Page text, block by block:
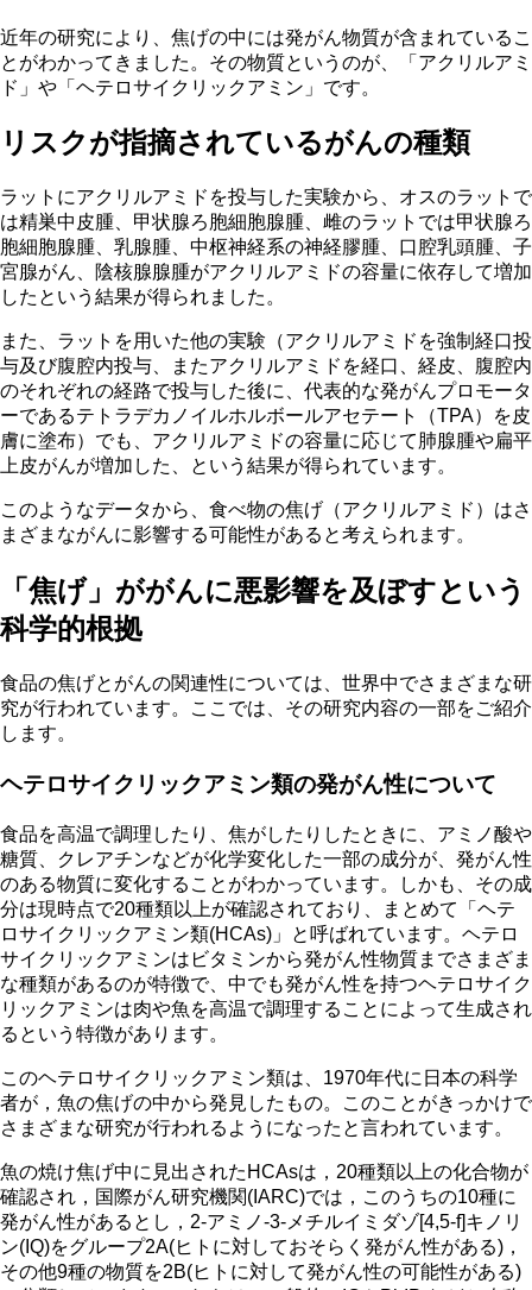
近年の研究により、焦げの中には発がん物質が含まれているこ
とがわかってきました。その物質というのが、「アクリルアミ
ド」や「ヘテロサイクリックアミン」です。
リスクが指摘されているがんの種類
ラットにアクリルアミドを投与した実験から、オスのラットで
は精巣中皮腫、甲状腺ろ胞細胞腺腫、雌のラットでは甲状腺ろ
胞細胞腺腫、乳腺腫、中枢神経系の神経膠腫、口腔乳頭腫、子
宮腺がん、陰核腺腺腫がアクリルアミドの容量に依存して増加
したという結果が得られました。
また、ラットを用いた他の実験（アクリルアミドを強制経口投
与及び腹腔内投与、またアクリルアミドを経口、経皮、腹腔内
のそれぞれの経路で投与した後に、代表的な発がんプロモータ
ーであるテトラデカノイルホルボールアセテート（TPA）を皮
膚に塗布）でも、アクリルアミドの容量に応じて肺腺腫や扁平
上皮がんが増加した、という結果が得られています。
このようなデータから、食べ物の焦げ（アクリルアミド）はさ
まざまながんに影響する可能性があると考えられます。
「焦げ」ががんに悪影響を及ぼすという
科学的根拠
食品の焦げとがんの関連性については、世界中でさまざまな研
究が行われています。ここでは、その研究内容の一部をご紹介
します。
ヘテロサイクリックアミン類の発がん性について
食品を高温で調理したり、焦がしたりしたときに、アミノ酸や
糖質、クレアチンなどが化学変化した一部の成分が、発がん性
のある物質に変化することがわかっています。しかも、その成
分は現時点で20種類以上が確認されており、まとめて「ヘテ
ロサイクリックアミン類(HCAs)」と呼ばれています。ヘテロ
サイクリックアミンはビタミンから発がん性物質までさまざま
な種類があるのが特徴で、中でも発がん性を持つヘテロサイク
リックアミンは肉や魚を高温で調理することによって生成され
るという特徴があります。
このヘテロサイクリックアミン類は、1970年代に日本の科学
者が，魚の焦げの中から発見したもの。このことがきっかけで
さまざまな研究が行われるようになったと言われています。
魚の焼け焦げ中に見出されたHCAsは，20種類以上の化合物が
確認され，国際がん研究機関(IARC)では，このうちの10種に
発がん性があるとし，2-アミノ-3-メチルイミダゾ[4,5-f]キノリ
ン(IQ)をグループ2A(ヒトに対しておそらく発がん性がある)，
その他9種の物質を2B(ヒトに対して発がん性の可能性がある)